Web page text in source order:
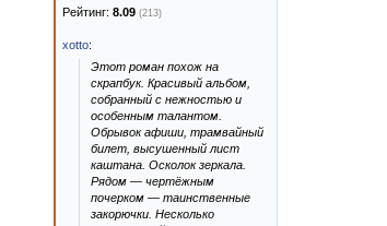
Рейтинг: 8.09 (213)
xotto:
Этот роман похож на
скрапбук. Красивый альбом,
собранный с нежностью и
особенным талантом.
Обрывок афиши, трамвайный
билет, высушенный лист
каштана. Осколок зеркала.
Рядом — чертёжным
почерком — таинственные
закорючки. Несколько